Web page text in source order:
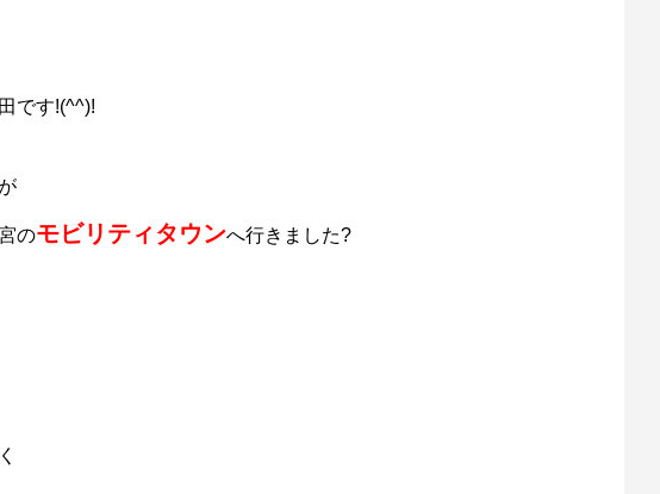
です!(^^)!
のモビリティタウンへ行きました?